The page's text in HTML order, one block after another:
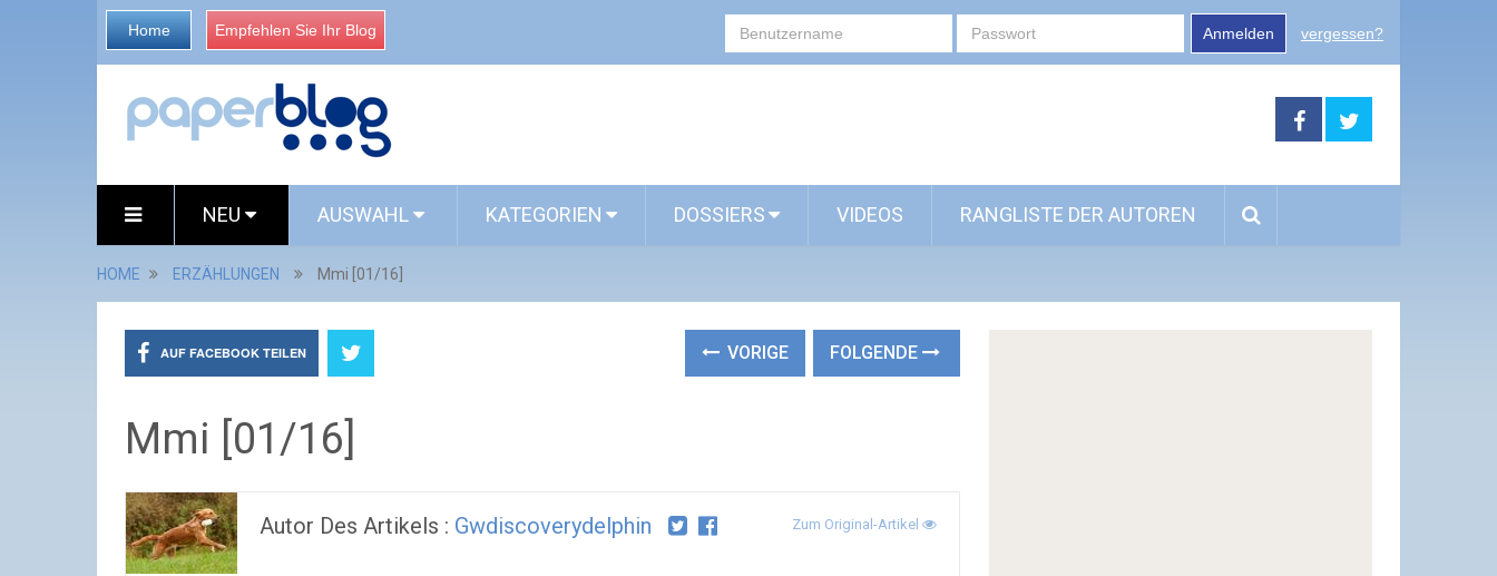
Home Empfehlen Sie Ihr Blog Anmelden vergessen?
NEU AUSWAHL KATEGORIEN DOSSIERS VIDEOS RANGLISTE DER AUTOREN
HOME ERZÄHLUNGEN Mmi [01/16]
AUF FACEBOOK TEILEN VORIGE FOLGENDE
Mmi [01/16]
Autor Des Artikels : Gwdiscoverydelphin Zum Original-Artikel